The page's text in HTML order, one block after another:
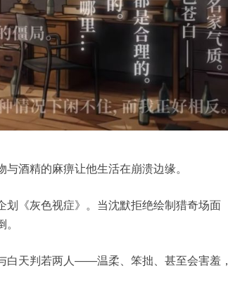
酒精的麻痹让他生活在崩溃边缘。
《灰色视症》。当沈默拒绝绘制猎奇场面
白天判若两人——温柔、笨拙、甚至会害羞，